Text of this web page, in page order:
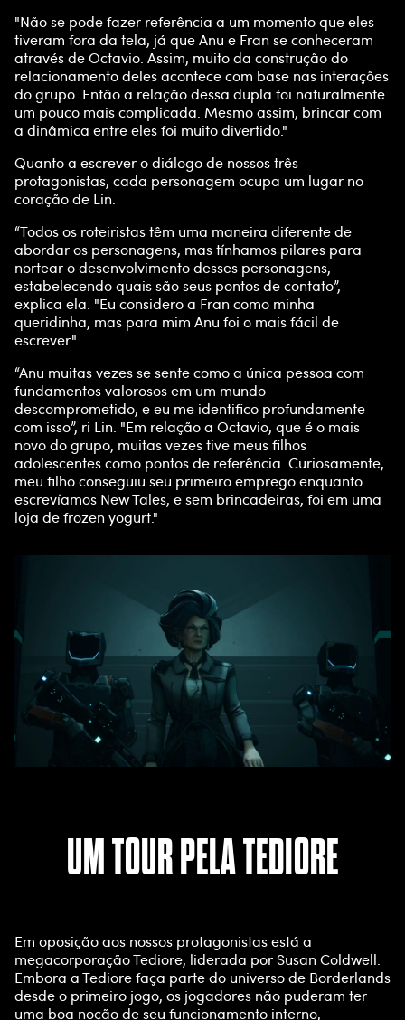
"Não se pode fazer referência a um momento que eles
tiveram fora da tela, já que Anu e Fran se conheceram
através de Octavio. Assim, muito da construção do
relacionamento deles acontece com base nas interações
do grupo. Então a relação dessa dupla foi naturalmente
um pouco mais complicada. Mesmo assim, brincar com
a dinâmica entre eles foi muito divertido."
Quanto a escrever o diálogo de nossos três
protagonistas, cada personagem ocupa um lugar no
coração de Lin.
“Todos os roteiristas têm uma maneira diferente de
abordar os personagens, mas tínhamos pilares para
nortear o desenvolvimento desses personagens,
estabelecendo quais são seus pontos de contato”,
explica ela. "Eu considero a Fran como minha
queridinha, mas para mim Anu foi o mais fácil de
escrever."
“Anu muitas vezes se sente como a única pessoa com
fundamentos valorosos em um mundo
descomprometido, e eu me identifico profundamente
com isso”, ri Lin. "Em relação a Octavio, que é o mais
novo do grupo, muitas vezes tive meus filhos
adolescentes como pontos de referência. Curiosamente,
meu filho conseguiu seu primeiro emprego enquanto
escrevíamos New Tales, e sem brincadeiras, foi em uma
loja de frozen yogurt."
UM TOUR PELA TEDIORE
Em oposição aos nossos protagonistas está a
megacorporação Tediore, liderada por Susan Coldwell.
Embora a Tediore faça parte do universo de Borderlands
desde o primeiro jogo, os jogadores não puderam ter
uma boa noção de seu funcionamento interno,